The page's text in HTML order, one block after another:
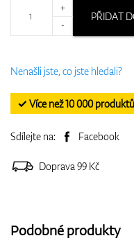
+
-
PŘIDAT
Nenašli jste, co jste hledali?
✓ Více než 10 000 produktů
Sdílejte na: Facebook
Doprava 99 Kč
Podobné produkty